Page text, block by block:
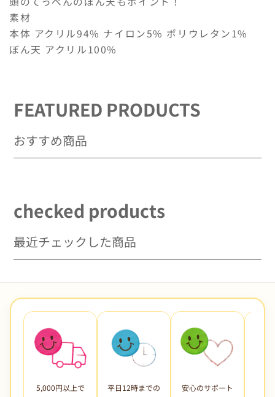
ッ
ト
帽
子
を
ら
す
帽
子
を
や
す
素材
本体 アクリル94% ナイロン5% ポリウレタン1%
ぼん天 アクリル100%
FEATURED PRODUCTS
おすすめ商品
checked products
最近チェックした商品
5,000円以上で
平日12時までの
安心のサポート